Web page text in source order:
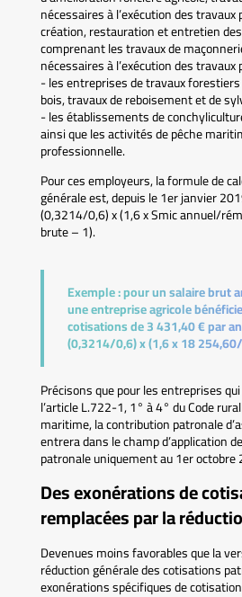
nécessaires à l’exécution des
création, restauration et entretien
comprenant les travaux de
nécessaires à l’exécution des travaux
- les entreprises de travaux
bois, travaux de reboisement et de
- les établissements de
ainsi que les activités de pêche
professionnelle.
Pour ces employeurs, la formule de
générale est, depuis le 1er janvier
(0,3214/0,6) x (1,6 x Smic annuel/
brute – 1).
Exemple :pour un salaire brut
une entreprise agricole
cotisations de 3 431,40 € par
(0,3214/0,6) x (1,6 x 18
Précisons que pour les entreprises
l’article L.722-1, 1° à 4° du Code
maritime, la contribution patronale
entrera dans le champ d’application
patronale uniquement au 1er octobre
Des exonérations de
remplacées par la
Devenues moins favorables que la
réduction générale des cotisations
exonérations spécifiques de